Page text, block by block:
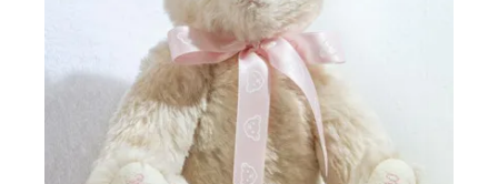
海外からのお取り寄せと言うことですが、商品はきち
んと届きますか？
ご安心ください！商品は確実にお届けします。
「ChatGPTを利用したところ「くまの小屋」さ
んを紹介され…」
埼玉県 S・W 様